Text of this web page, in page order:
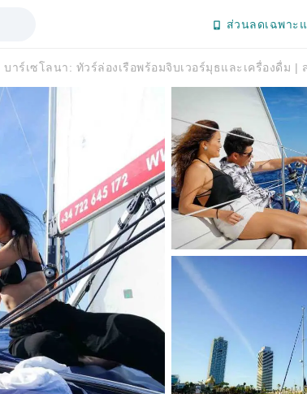
ส่วนลดเฉพาะ
บาร์เซโลนา: ทัวร์ล่องเรือพร้อมจิบเวอร์มุธและเครื่องดื่ม |